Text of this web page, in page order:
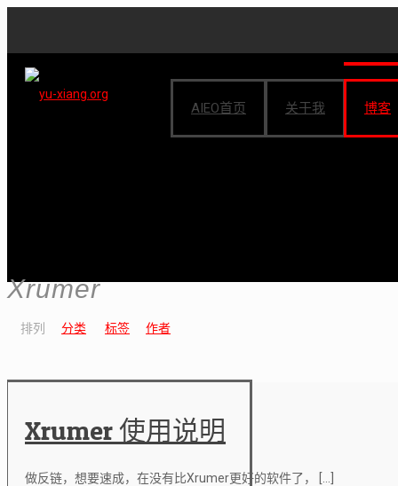
AIEO首页 关于我 博客
Xrumer
排列 分类 标签 作者
Xrumer 使用说明
做反链，想要速成，在没有比Xrumer更好的软件了，